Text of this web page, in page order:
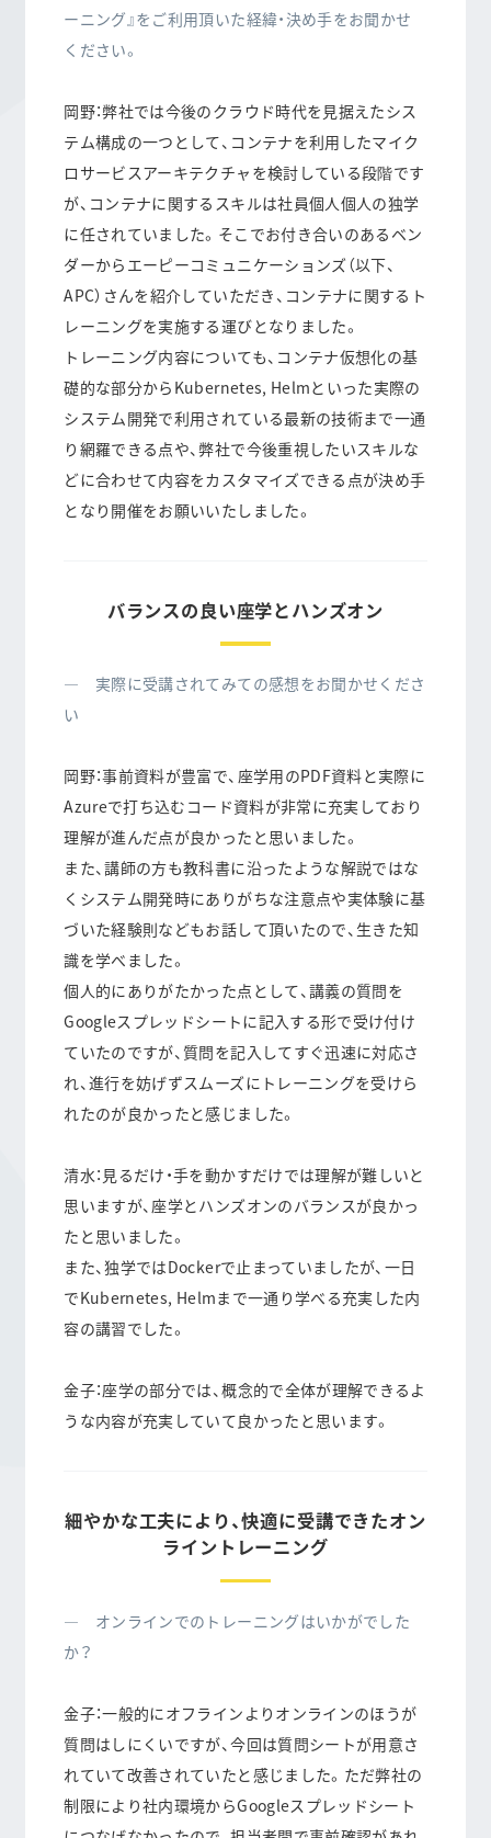
ーニング』をご利用頂いた経緯・決め手をお聞かせ
ください。
岡野：弊社では今後のクラウド時代を見据えたシス
テム構成の一つとして、コンテナを利用したマイク
ロサービスアーキテクチャを検討している段階です
が、コンテナに関するスキルは社員個人個人の独学
に任されていました。そこでお付き合いのあるベン
ダーからエーピーコミュニケーションズ（以下、
APC）さんを紹介していただき、コンテナに関するト
レーニングを実施する運びとなりました。
トレーニング内容についても、コンテナ仮想化の基
礎的な部分からKubernetes, Helmといった実際の
システム開発で利用されている最新の技術まで一通
り網羅できる点や、弊社で今後重視したいスキルな
どに合わせて内容をカスタマイズできる点が決め手
となり開催をお願いいたしました。
バランスの良い座学とハンズオン
― 実際に受講されてみての感想をお聞かせくださ
い
岡野：事前資料が豊富で、座学用のPDF資料と実際に
Azureで打ち込むコード資料が非常に充実しており
理解が進んだ点が良かったと思いました。
また、講師の方も教科書に沿ったような解説ではな
くシステム開発時にありがちな注意点や実体験に基
づいた経験則などもお話して頂いたので、生きた知
識を学べました。
個人的にありがたかった点として、講義の質問を
Googleスプレッドシートに記入する形で受け付け
ていたのですが、質問を記入してすぐ迅速に対応さ
れ、進行を妨げずスムーズにトレーニングを受けら
れたのが良かったと感じました。
清水：見るだけ・手を動かすだけでは理解が難しいと
思いますが、座学とハンズオンのバランスが良かっ
たと思いました。
また、独学ではDockerで止まっていましたが、一日
でKubernetes, Helmまで一通り学べる充実した内
容の講習でした。
金子：座学の部分では、概念的で全体が理解できるよ
うな内容が充実していて良かったと思います。
細やかな工夫により、快適に受講できたオン
ライントレーニング
― オンラインでのトレーニングはいかがでした
か？
金子：一般的にオフラインよりオンラインのほうが
質問はしにくいですが、今回は質問シートが用意さ
れていて改善されていたと感じました。ただ弊社の
制限により社内環境からGoogleスプレッドシート